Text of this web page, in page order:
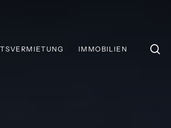
IMMOBILIEN